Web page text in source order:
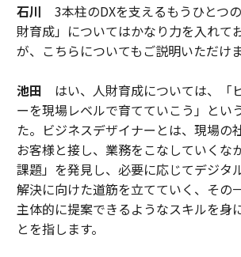
石川 3本柱のDXを支えるもうひとつ
財育成」についてはかなり力を入れて
が、こちらについてもご説明いただけ
池田 はい、人財育成については、「
ーを現場レベルで育てていこう」とい
た。ビジネスデザイナーとは、現場の
お客様と接し、業務をこなしていくな
課題」を発見し、必要に応じてデジタ
解決に向けた道筋を立てていく、その
主体的に提案できるようなスキルを身
とを指します。